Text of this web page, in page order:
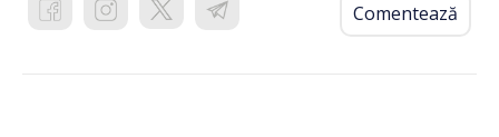
Comentează